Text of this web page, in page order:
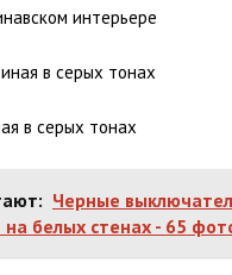
интерьере
в серых тонах
Черные
белых стенах - 65